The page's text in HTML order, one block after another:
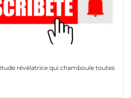
révélatrice qui chamboule toutes